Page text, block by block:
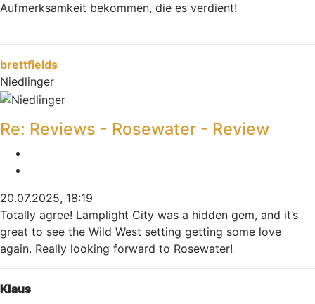
Aufmerksamkeit bekommen, die es verdient!
Nach oben
brettfields
Niedlinger
Re: Reviews - Rosewater - Review
20.07.2025, 18:19
Totally agree! Lamplight City was a hidden gem, and it’s
great to see the Wild West setting getting some love
again. Really looking forward to Rosewater!
Klaus